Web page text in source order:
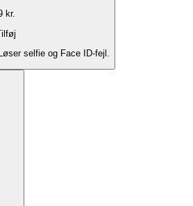
kr.
selfie og Face ID-fejl.